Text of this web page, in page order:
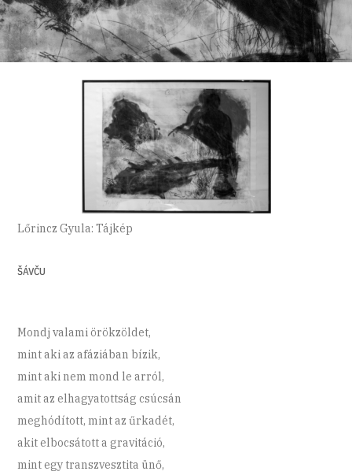
Lőrincz Gyula: Tájkép
ŠÁVČU
Mondj valami örökzöldet,
mint aki az afáziában bízik,
mint aki nem mond le arról,
amit az elhagyatottság csúcsán
meghódított, mint az űrkadét,
akit elbocsátott a gravitáció,
mint egy transzvesztita ünő,